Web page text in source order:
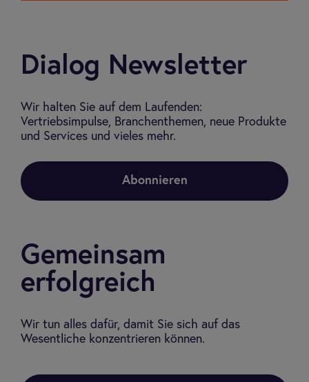
Dialog Newsletter
Wir halten Sie auf dem Laufenden:
Vertriebsimpulse, Branchenthemen, neue Produkte
und Services und vieles mehr.
Abonnieren
Gemeinsam
erfolgreich
Wir tun alles dafür, damit Sie sich auf das
Wesentliche konzentrieren können.